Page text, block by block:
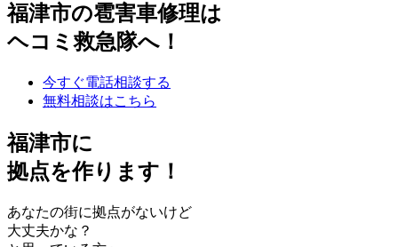
福津市の雹害車修理は
ヘコミ救急隊へ！
今すぐ電話相談する
無料相談はこちら
福津市に
拠点を作ります！
あなたの街に拠点がないけど
大丈夫かな？